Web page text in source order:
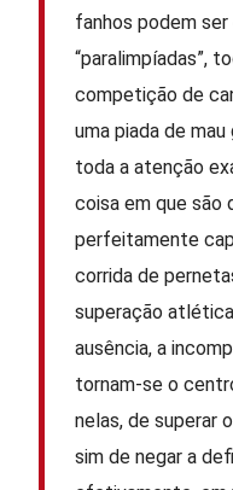
fanhos podem
“paralimpíadas”,
competição de
uma piada de
toda a atenção
coisa em que são
perfeitamente
corrida de
superação
ausência, a
tornam-se o
nelas, de superar
sim de negar a